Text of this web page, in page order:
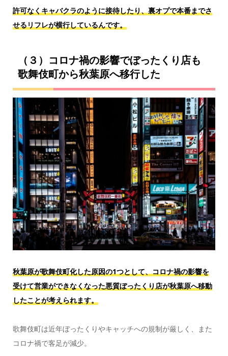
許可なくキャバクラのように接待したり、裏オプで本番までさ
せるリフレが横行しているんです。
（３）コロナ禍の影響でぼったくり店も
歌舞伎町から秋葉原へ移行した
秋葉原が歌舞伎町化した原因の1つとして、コロナ禍の影響を
受けて営業ができなくなった悪質ぼったくり店が秋葉原へ移動
したことが考えられます。
歌舞伎町は近年ぼったくりやキャッチへの規制が厳しく、また
コロナ禍で客足が減少。